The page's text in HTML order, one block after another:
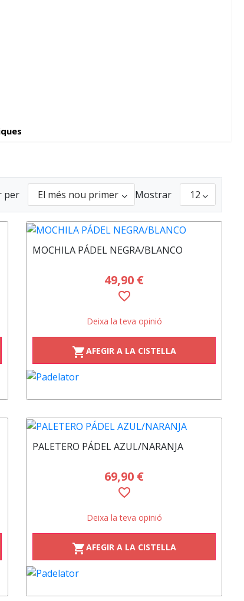
per Mostrar
MOCHILA PÁDEL NEGRA/BLANCO
49,90 €
favorite_border
Deixa la teva opinió
shopping_cartAFEGIR A LA CISTELLA
PALETERO PÁDEL AZUL/NARANJA
69,90 €
favorite_border
Deixa la teva opinió
shopping_cartAFEGIR A LA CISTELLA